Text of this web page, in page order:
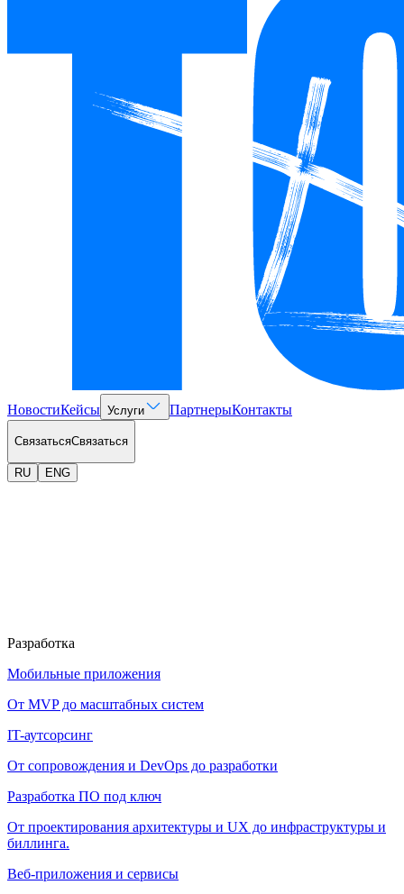
НовостиКейсы Услуги ПартнерыКонтакты
СвязатьсяСвязаться
RU ENG
Разработка
Мобильные приложения
От MVP до масштабных систем
IT-аутсорсинг
От сопровождения и DevOps до разработки
Разработка ПО под ключ
От проектирования архитектуры и UX до инфраструктуры и
биллинга.
Веб-приложения и сервисы